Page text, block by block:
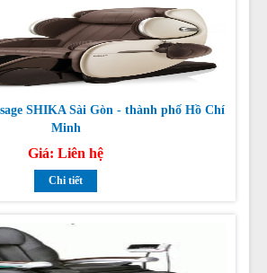
SHIKA Sài Gòn - thành phố Hồ Chí
Minh
Chi tiết